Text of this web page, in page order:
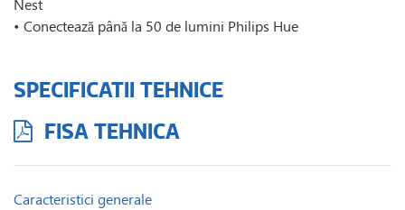
• Conectează până la 50 de lumini Philips Hue
SPECIFICATII TEHNICE
FISA TEHNICA
Caracteristici generale